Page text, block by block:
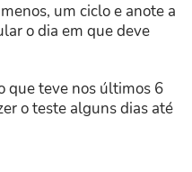
um ciclo e anote a
o dia em que deve
que teve nos últimos 6
o teste alguns dias até